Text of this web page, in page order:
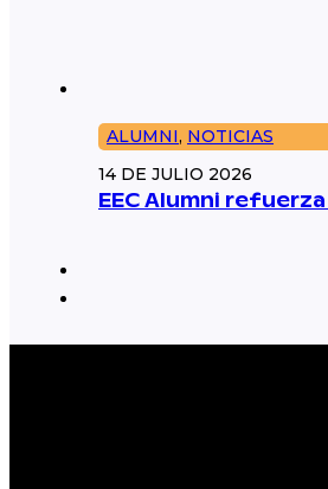
ALUMNI, NOTICIAS
14 DE JULIO 2026
EEC Alumni